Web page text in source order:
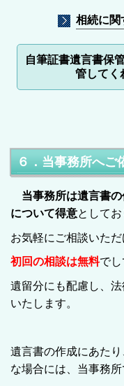
相続に関
自筆証書遺言書保
管してく
６．当事務所へご
当事務所は遺言書の
について得意としてお
お気軽にご相談いただ
初回の相談は無料でし
遺留分にも配慮し、
いたします。
遺言書の作成にあた
な場合には、当事務